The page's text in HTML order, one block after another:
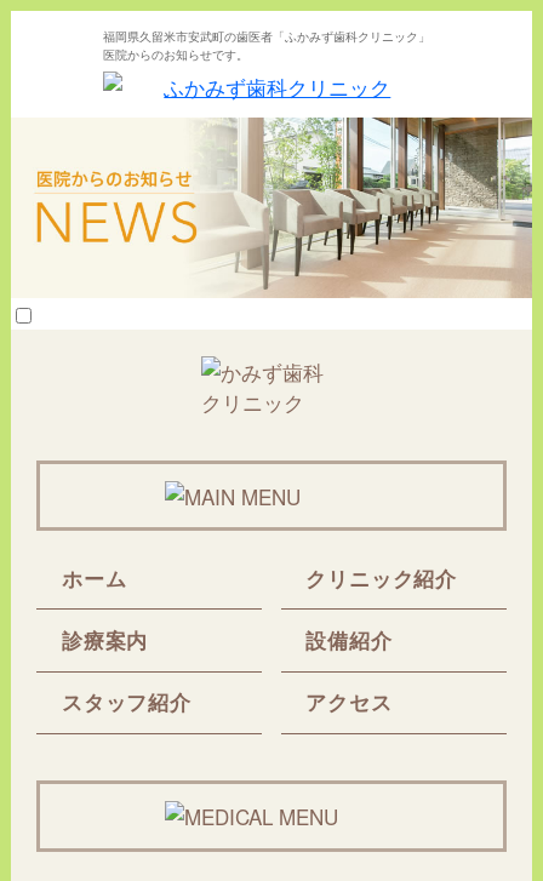
福岡県久留米市安武町の歯医者「ふかみず歯科クリニック」
医院からのお知らせです。
ホーム クリニック紹介
診療案内 設備紹介
スタッフ紹介 アクセス